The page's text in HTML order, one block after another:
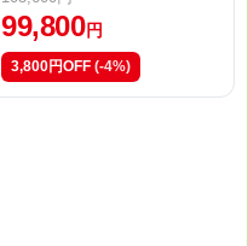
99,800 円
3,800円OFF (-4%)